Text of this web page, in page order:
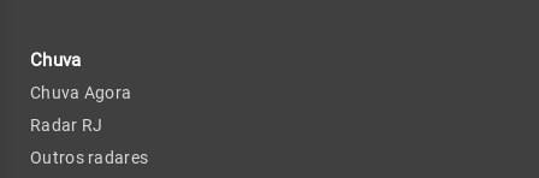
Chuva
Chuva Agora
Radar RJ
Outros radares